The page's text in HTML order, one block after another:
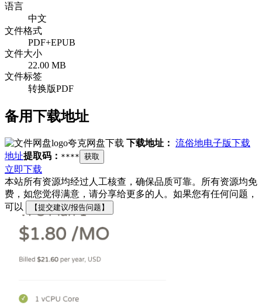
语言
中文
文件格式
PDF+EPUB
文件大小
22.00 MB
文件标签
转换版PDF
备用下载地址
夸克网盘下载 下载地址： 流俗地电子版下载
地址提取码： **** 获取
立即下载
本站所有资源均经过人工核查，确保品质可靠。所有资源均免
费，如您觉得满意，请分享给更多的人。如果您有任何问题，
可以
【提交建议/报告问题】